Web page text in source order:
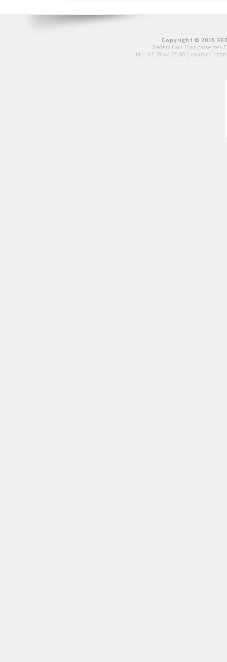
Copyright © 2015
Fédération Française des
tél : 01 39 44 65 80 | contact :